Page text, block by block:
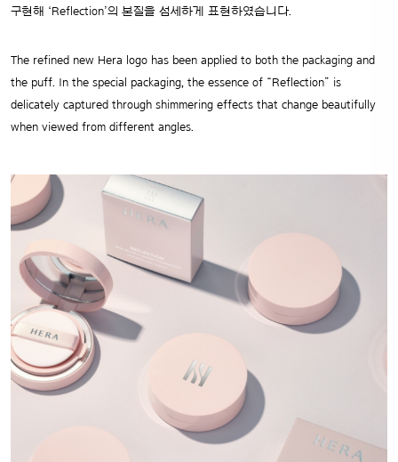
구현해 ‘Reflection’의 본질을 섬세하게 표현하였습니다.
The refined new Hera logo has been applied to both the packaging and
the puff. In the special packaging, the essence of “Reflection” is
delicately captured through shimmering effects that change beautifully
when viewed from different angles.